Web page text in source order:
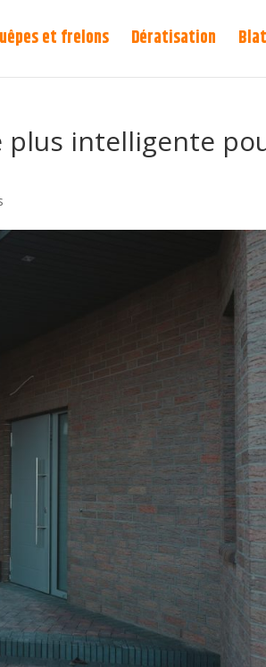
et frelons Dératisation
plus intelligente